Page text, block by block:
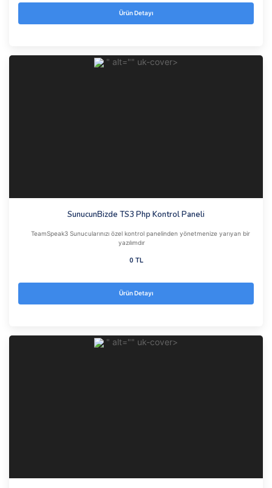
Ürün Detayı
" alt="" uk-cover>
SunucunBizde TS3 Php Kontrol Paneli
TeamSpeak3 Sunucularınızı özel kontrol panelinden yönetmenize yarıyan bir
yazılımdır
0 TL
Ürün Detayı
" alt="" uk-cover>